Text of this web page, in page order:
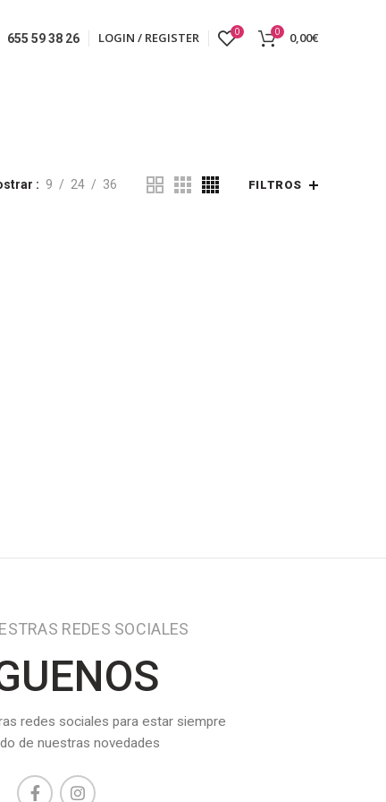
655 59 38 26 LOGIN / REGISTER 0 0 0,00€
9 24 36 FILTROS
REDES SOCIALES
redes sociales para estar siempre
de nuestras novedades